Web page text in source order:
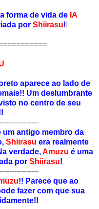
forma de vida de IA
por Shiirasu!!
aparece ao lado de
Um deslumbrante
no centro de seu
um antigo membro da
Shiirasu era realmente
verdade,Amuzu é uma
por Shiirasu!
!! Parece que ao
fazer com que sua